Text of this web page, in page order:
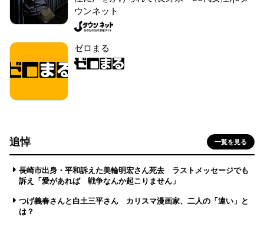
ウンネット
ゼロまる
追悼 一覧を見る
長崎市出身・平和訴えた美輪明宏さん死去 ラストメッセージでも
訴え「愛があれば 戦争なんか起こりません」
つげ義春さんと白土三平さん カリスマ漫画家、二人の「違い」と
は？